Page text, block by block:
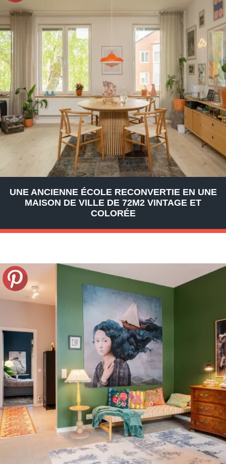
UNE ANCIENNE ÉCOLE RECONVERTIE EN UNE
MAISON DE VILLE DE 72M2 VINTAGE ET
COLORÉE